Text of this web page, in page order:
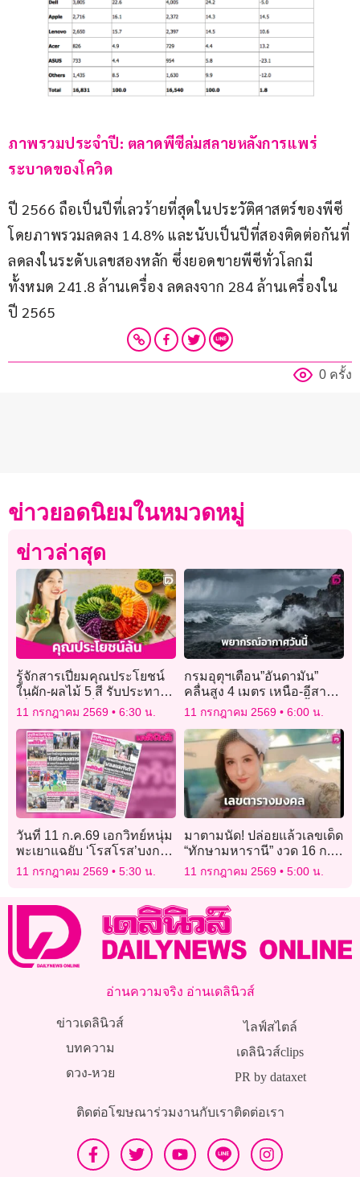
ภาพรวมประจำปี: ตลาดพีซีล่มสลายหลังการแพร่
ระบาดของโควิด
ปี 2566 ถือเป็นปีที่เลวร้ายที่สุดในประวัติศาสตร์ของพีซี
โดยภาพรวมลดลง 14.8% และนับเป็นปีที่สองติดต่อกันที่
ลดลงในระดับเลขสองหลัก ซึ่งยอดขายพีซีทั่วโลกมี
ทั้งหมด 241.8 ล้านเครื่อง ลดลงจาก 284 ล้านเครื่องใน
ปี 2565
0 ครั้ง
ข่าวยอดนิยมในหมวดหมู่
ข่าวล่าสุด
รู้จักสารเปี่ยมคุณประโยชน์
ในผัก-ผลไม้ 5 สี รับประทาน
เพื่อสุขภาพแข็งแรง
11 กรกฎาคม 2569 6:30 น.
กรมอุตุฯเตือน”อันดามัน”
คลื่นสูง 4 เมตร เหนือ-อีสาน-
ตะวันออก อ่วม! ระวังน้ำป่า
หลากท่วมฉับพลัน!
11 กรกฎาคม 2569 6:00 น.
วันที่ 11 ก.ค.69 เอกวิทย์หนุ่ม
พะเยาแฉยับ ‘โรสโรส’บงการ
ลวงแอร์ขนผงขาวข้ามชาติ
11 กรกฎาคม 2569 5:30 น.
มาตามนัด! ปล่อยแล้วเลขเด็ด
“ทักษามหารานี” งวด 16 ก.ค.
2569 คอหวยแห่ส่องตาราง
11 กรกฎาคม 2569 5:00 น.
อ่านความจริง อ่านเดลินิวส์
ข่าวเดลินิวส์
บทความ
ดวง-หวย
ไลฟ์สไตล์
เดลินิวส์clips
PR by dataxet
ติดต่อโฆษณาร่วมงานกับเราติดต่อเรา